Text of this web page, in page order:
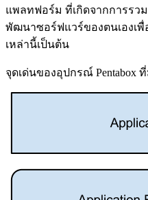
แพลทฟอร์ม ที่เกิดจากการรว
พัฒนาซอร์ฟแวร์ของตนเองเพื่อ
เหล่านี้เป็นต้น
จุดเด่นของอุปกรณ์